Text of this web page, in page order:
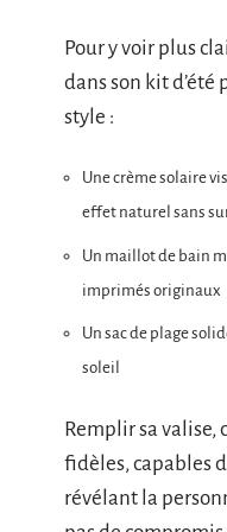
Pour y voir plus
dans son kit
style :
Une crème solaire
effet naturel sans
Un maillot de bain
imprimés originaux
Un sac de plage
soleil
Remplir sa valise,
fidèles, capables
révélant la